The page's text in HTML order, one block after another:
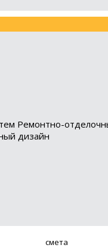
Ремонтно-
дизайн
смета